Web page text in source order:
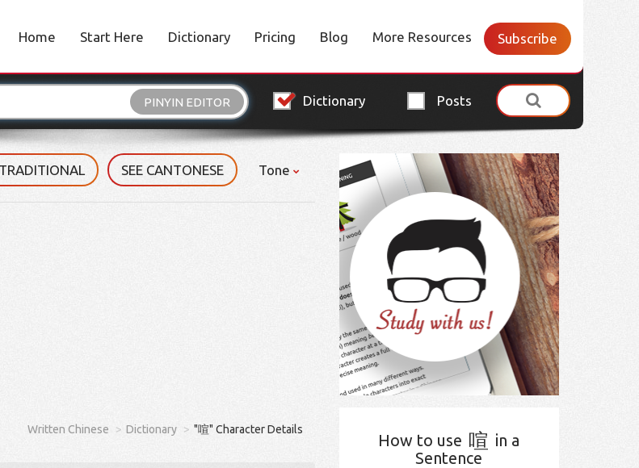
Home Start Here Dictionary Pricing Blog More Resources Subscribe
PINYIN EDITOR Dictionary Posts
SEE CANTONESE Tone
Written Chinese Dictionary "喧" Character Details
How to use 喧 in a
Sentence